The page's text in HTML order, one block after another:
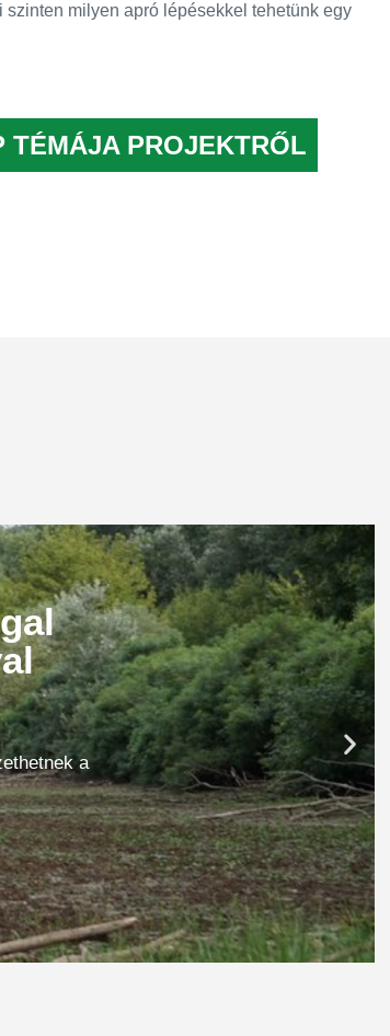
milyen apró lépésekkel tehetünk egy
TÉMÁJA PROJEKTRŐL
a